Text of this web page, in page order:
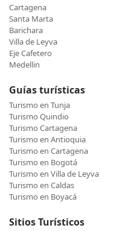
Cartagena
Santa Marta
Barichara
Villa de Leyva
Eje Cafetero
Medellin
Guías turísticas
Turismo en Tunja
Turismo Quindio
Turismo Cartagena
Turismo en Antioquia
Turismo en Cartagena
Turismo en Bogotá
Turismo en Villa de Leyva
Turismo en Caldas
Turismo en Boyacá
Sitios Turísticos